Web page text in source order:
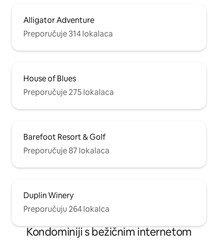
Alligator Adventure
Preporučuje 314 lokalaca
House of Blues
Preporučuje 275 lokalaca
Barefoot Resort & Golf
Preporučuje 87 lokalaca
Duplin Winery
Preporučuju 264 lokalca
Kondominiji s bežičnim internetom